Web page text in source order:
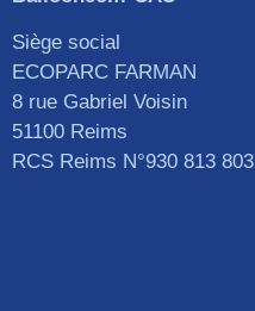
Siège social
ECOPARC FARMAN
8 rue Gabriel Voisin
51100 Reims
RCS Reims N°930 813 803